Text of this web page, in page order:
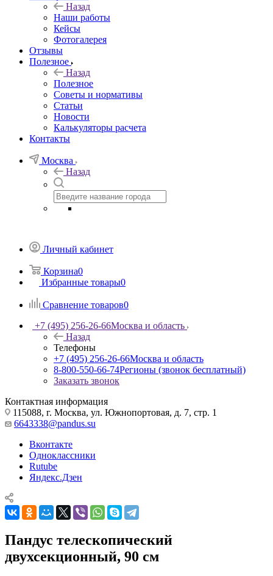
Назад
Наши работы
Кейсы
Фотогалерея
Отзывы
Полезное
Назад
Полезное
Советы и нормативы
Статьи
Новости
Калькуляторы расчета
Контакты
Москва
Назад
Личный кабинет
Корзина0
Избранные товары0
Сравнение товаров0
+7 (495) 256-26-66Москва и область
Назад
Телефоны
+7 (495) 256-26-66Москва и область
8-800-550-66-74Регионы (звонок бесплатный)
Заказать звонок
Контактная информация
115088, г. Москва, ул. Южнопортовая, д. 7, стр. 1
6643338@pandus.su
Вконтакте
Одноклассники
Rutube
Яндекс.Дзен
Пандус телескопический
двухсекционный, 90 см